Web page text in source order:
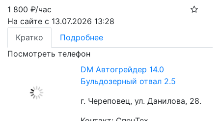
1 800 ₽/час
На сайте с 13.07.2026 13:28
Кратко
Подробнее
Посмотреть телефон
DM Автогрейдер 14.0
Бульдозерный отвал 2.5
г. Череповец, ул. Данилова, 28.